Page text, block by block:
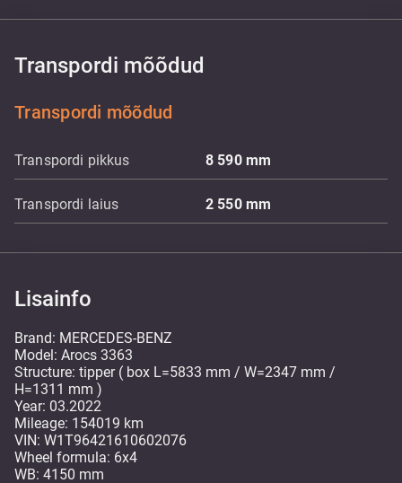
Transpordi mõõdud
Transpordi mõõdud
Transpordi pikkus 8 590 mm
Transpordi laius 2 550 mm
Lisainfo
Brand: MERCEDES-BENZ
Model: Arocs 3363
Structure: tipper ( box L=5833 mm / W=2347 mm /
H=1311 mm )
Year: 03.2022
Mileage: 154019 km
VIN: W1T96421610602076
Wheel formula: 6x4
WB: 4150 mm